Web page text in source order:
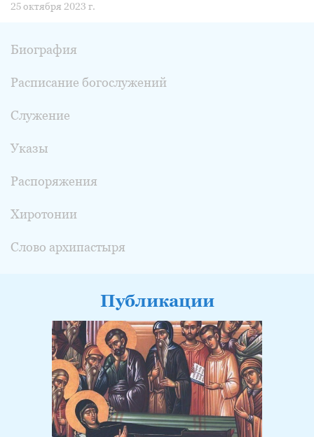
25 октября 2023 г.
Биография
Расписание богослужений
Служение
Указы
Распоряжения
Хиротонии
Слово архипастыря
Публикации